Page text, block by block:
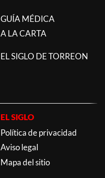
GUÍA MÉDICA
A LA CARTA
EL SIGLO DE TORREON
EL SIGLO
Política de privacidad
Aviso legal
Mapa del sitio